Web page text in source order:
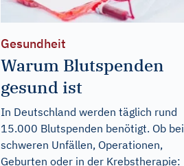
Gesundheit
Warum Blutspenden
gesund ist
In Deutschland werden täglich rund
15.000 Blutspenden benötigt. Ob bei
schweren Unfällen, Operationen,
Geburten oder in der Krebstherapie: